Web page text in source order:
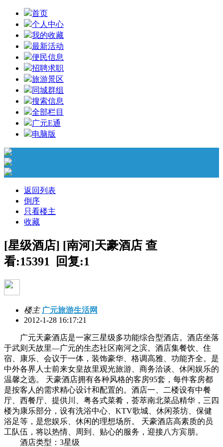
首页
个人中心
我的收藏
最新活动
便民信息
招聘求职
旅游景区
同城群组
搜索信息
全部栏目
广元E通
电脑版
返回列表
倒序
只看楼主
收藏
[星级酒店] [南河]天豪酒店 查
看:15391 回复:1
楼主 广元旅游生活网
2012-1-28 16:17:21
广元天豪酒店是一家三星级多功能综合型酒店。酒店坐落
于武则天故里—广元的生态社区南河之滨。酒店集餐饮、住
宿、康乐、会议于一体，装饰豪华、格调高雅、功能齐全。是
中外各界人士前来女皇故里观光旅游、商务洽谈、休闲娱乐的
温馨之选。 天豪酒店拥有各种风格的客房95套，每件客房都
是按客人的需求精心设计和配置的。酒店一、二楼设有中餐
厅、西餐厅、提供川、粤各式菜肴，荟萃南北菜品精华，三四
楼为康乐部分，设有洗浴中心、KTV歌城、休闲茶坊、保健
浴足等，是您娱乐、休闲的理想场所。 天豪酒店高素质的员
工队伍，将以热情、周到、贴心的服务，迎接八方宾朋。
酒店类型：3星级